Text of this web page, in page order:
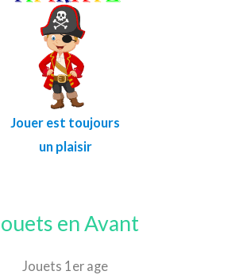
Jouer est toujours
un plaisir
en Avant
Jouets 1er age